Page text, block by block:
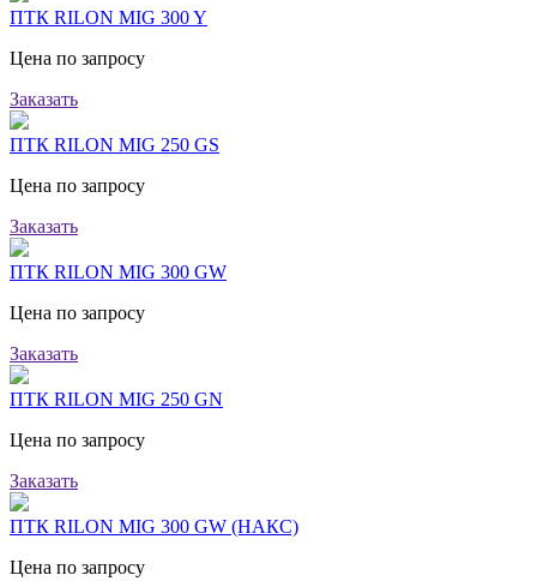
ПТК RILON MIG 300 Y
Цена по запросу
Заказать
ПТК RILON MIG 250 GS
Цена по запросу
Заказать
ПТК RILON MIG 300 GW
Цена по запросу
Заказать
ПТК RILON MIG 250 GN
Цена по запросу
Заказать
ПТК RILON MIG 300 GW (НАКС)
Цена по запросу